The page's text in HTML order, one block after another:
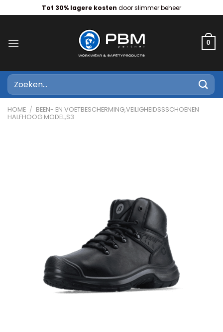
naar
Tot 30% lagere kosten door slimmer beheer
0
Zoeken
naar:
HOME / BEEN- EN VOETBESCHERMING,VEILIGHEIDSSSCHOENEN
HALFHOOG MODEL,S3